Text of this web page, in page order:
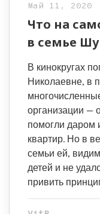
Май 11, 2020
Что на
в семье
В кинокругах
Николаевне, в
организации —
помогли даром
квартир. Но в
семьи ей,
детей и не
привить